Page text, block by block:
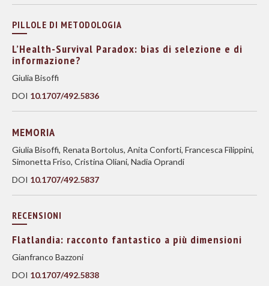
PILLOLE DI METODOLOGIA
L’Health-Survival Paradox: bias di selezione e di
informazione?
Giulia Bisoffi
DOI 10.1707/492.5836
MEMORIA
Giulia Bisoffi, Renata Bortolus, Anita Conforti, Francesca Filippini,
Simonetta Friso, Cristina Oliani, Nadia Oprandi
DOI 10.1707/492.5837
RECENSIONI
Flatlandia: racconto fantastico a più dimensioni
Gianfranco Bazzoni
DOI 10.1707/492.5838